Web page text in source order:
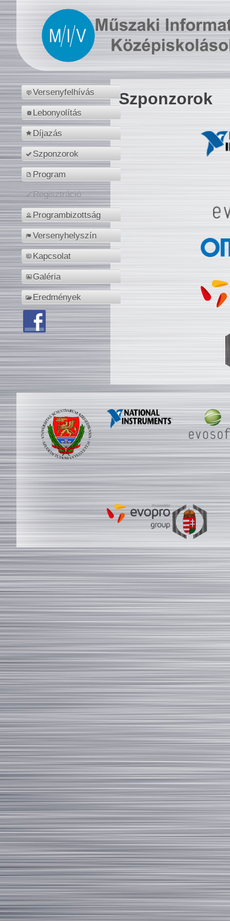
Versenyfelhívás
Lebonyolítás
Díjazás
Szponzorok
Program
Regisztráció
Programbizottság
Versenyhelyszín
Kapcsolat
Galéria
Eredmények
Szponzorok